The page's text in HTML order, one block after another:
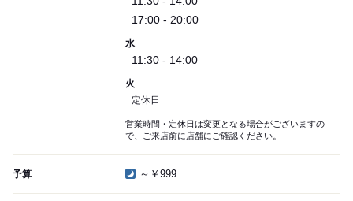
17:00 - 20:00
水
11:30 - 14:00
火
定休日
営業時間・定休日は変更となる場合がございますの
で、ご来店前に店舗にご確認ください。
予算 ～￥999